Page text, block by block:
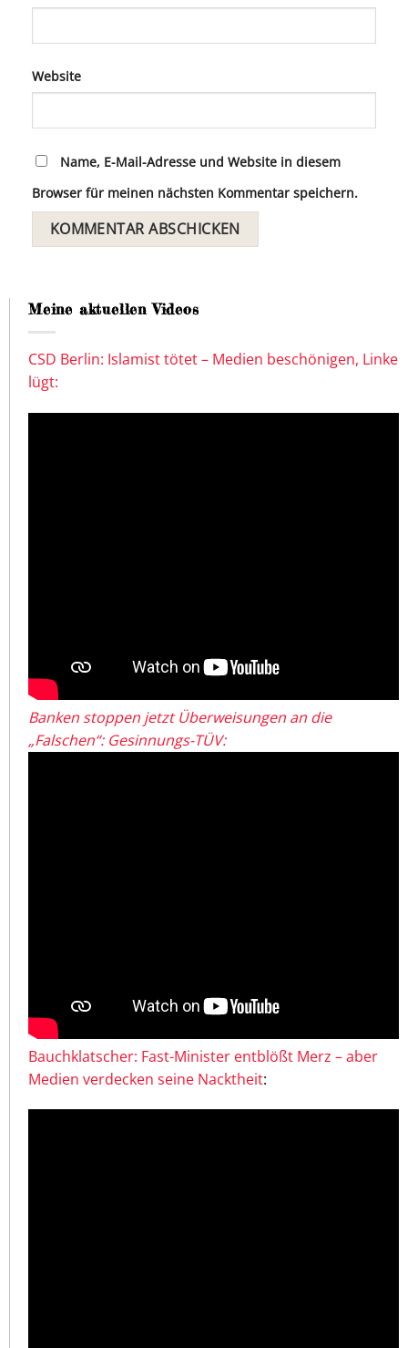
Website
Name, E-Mail-Adresse und Website in diesem
Browser für meinen nächsten Kommentar speichern.
Meine aktuellen Videos
CSD Berlin: Islamist tötet – Medien beschönigen, Linke
lügt:
Banken stoppen jetzt Überweisungen an die
„Falschen“: Gesinnungs-TÜV:
Bauchklatscher: Fast-Minister entblößt Merz – aber
Medien verdecken seine Nacktheit: